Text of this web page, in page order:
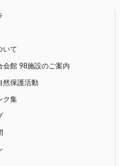
いて
会館 98施設のご案内
然保護活動
ク集